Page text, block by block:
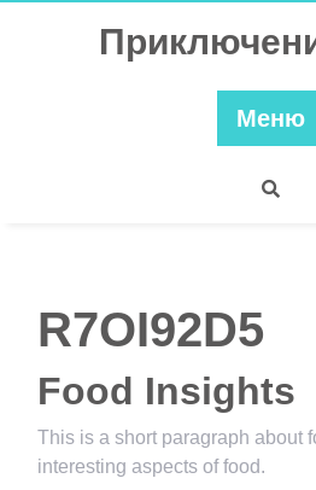
Меню
R7OI92D5
Food Insights
This is a short paragraph about
interesting aspects of food.